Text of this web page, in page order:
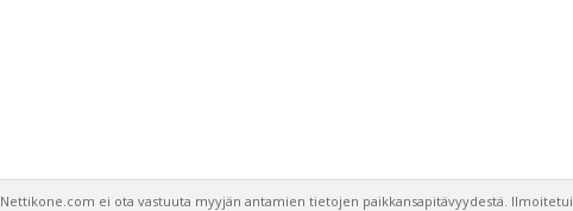
Nettikone.com ei ota vastuuta myyjän antamien tietojen paikkansapitävyydestä.